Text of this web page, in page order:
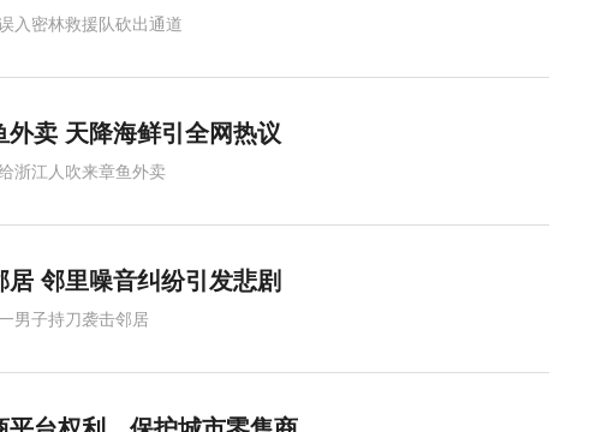
入密林救援队砍出通道
外卖 天降海鲜引全网热议
浙江人吹来章鱼外卖
邻里噪音纠纷引发悲剧
男子持刀袭击邻居